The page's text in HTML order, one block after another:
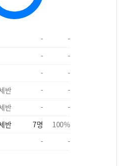
-
-
-
-
-
-
반
-
-
반
-
-
반
7명 100%
- -